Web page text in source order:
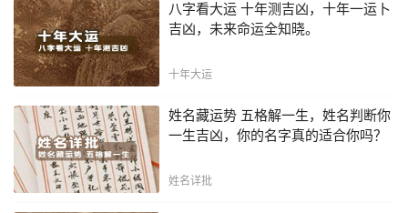
八字看大运 十年测吉凶，十年一运卜
吉凶，未来命运全知晓。
十年大运
姓名藏运势 五格解一生，姓名判断你
一生吉凶，你的名字真的适合你吗？
姓名详批